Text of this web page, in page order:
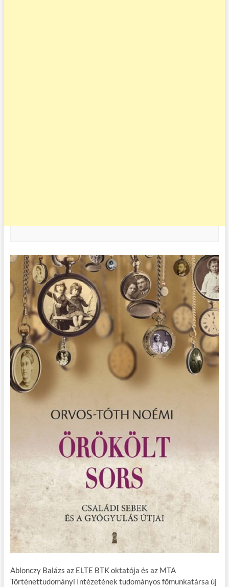
Ablonczy Balázs az ELTE BTK oktatója és az MTA
Történettudományi Intézetének tudományos főmunkatársa új